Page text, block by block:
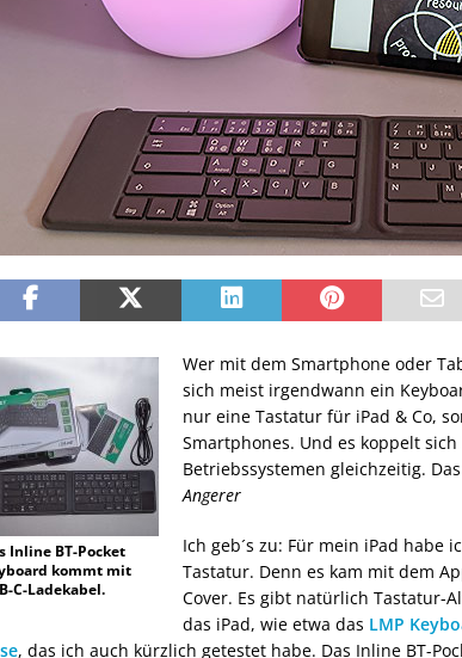
Inline BT-Pocket
kommt mit
C-Ladekabel.
Wer mit dem Smartphone oder
sich meist irgendwann ein
nur eine Tastatur für iPad & Co,
Smartphones. Und es koppelt
Betriebssystemen gleichzeitig.
Angerer
Ich geb´s zu: Für mein iPad habe
Tastatur. Denn es kam mit dem
Cover. Es gibt natürlich Tastatur-
das iPad, wie etwa das LMP
, das ich auch kürzlich getestet habe. Das Inline BT-